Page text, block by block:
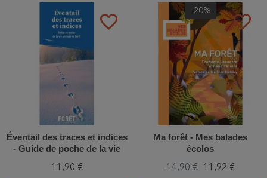
favorite_border
Éventail des traces et indices
- Guide de poche de la vie
11,90 €
favorite_border
-20%
Ma forêt - Mes balades
écolos
14,90 € 11,92 €